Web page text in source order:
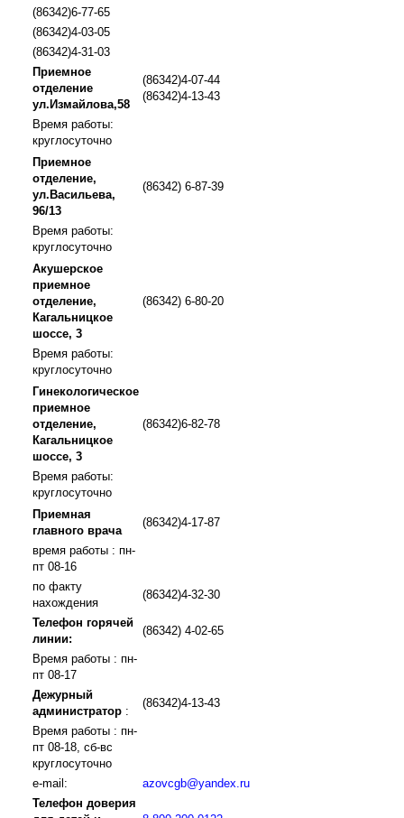
(86342)6-77-65
(86342)4-03-05
(86342)4-31-03
Приемное
отделение
ул.Измайлова,58
(86342)4-07-44
(86342)4-13-43
Время работы:
круглосуточно
Приемное
отделение,
ул.Васильева,
96/13
(86342) 6-87-39
Время работы:
круглосуточно
Акушерское
приемное
отделение,
Кагальницкое
шоссе, 3
(86342) 6-80-20
Время работы:
круглосуточно
Гинекологическое
приемное
отделение,
Кагальницкое
шоссе, 3
(86342)6-82-78
Время работы:
круглосуточно
Приемная
главного врача
(86342)4-17-87
время работы : пн-
пт 08-16
по факту
нахождения
(86342)4-32-30
Телефон горячей
линии:
(86342) 4-02-65
Время работы : пн-
пт 08-17
Дежурный
администратор :
(86342)4-13-43
Время работы : пн-
пт 08-18, сб-вс
круглосуточно
e-mail:
azovcgb@yandex.ru
Телефон доверия